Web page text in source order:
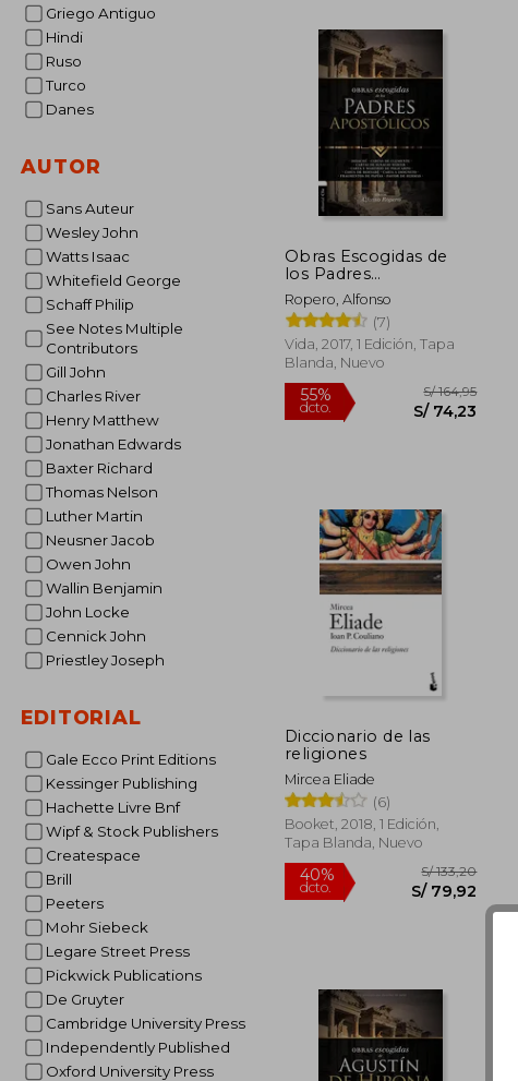
Griego Antiguo
Hindi
Ruso
Turco
Danes
AUTOR
Sans Auteur
Wesley John
Watts Isaac
Whitefield George
Schaff Philip
See Notes Multiple
Contributors
Gill John
Charles River
Henry Matthew
Jonathan Edwards
Baxter Richard
Thomas Nelson
Luther Martin
Neusner Jacob
Owen John
Wallin Benjamin
John Locke
Cennick John
Priestley Joseph
EDITORIAL
Gale Ecco Print Editions
Kessinger Publishing
Hachette Livre Bnf
Wipf & Stock Publishers
Createspace
Brill
Peeters
Mohr Siebeck
Legare Street Press
Pickwick Publications
De Gruyter
Cambridge University Press
Independently Published
Oxford University Press
55%
dcto.
Obras Escogidas de
los Padres
Apostólicos: Didaché.
Cartas de Clemente.
Cartas de Ignacio
Mártir. Carta y Martirio
de Policarpo. Carta de
Ropero, Alfonso
(7)
Vida, 2017, 1 Edición, Tapa
Blanda, Nuevo
55%
dcto.
Diccionario de las
religiones
Mircea Eliade
(6)
Booket, 2018, 1 Edición,
Tapa Blanda, Nuevo